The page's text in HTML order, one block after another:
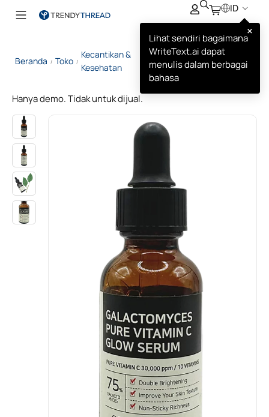
ID
×
Lihat sendiri bagaimana
WriteText.ai dapat
menulis dalam berbagai
bahasa
Beranda / Toko /
Kecantikan &
Kesehatan
/
Some By Mi Vitamin C
Serum
Hanya demo. Tidak untuk dijual.